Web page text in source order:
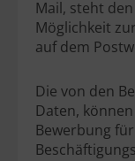
Mail, steht
Möglichkeit
auf dem
Die von den
Daten,
Bewerbung